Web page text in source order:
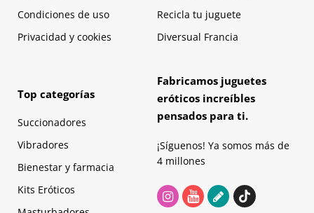
Condiciones de uso
Privacidad y cookies
Recicla tu juguete
Diversual Francia
Top categorías
Succionadores
Vibradores
Bienestar y farmacia
Kits Eróticos
Fabricamos juguetes
eróticos increíbles
pensados para ti.
¡Síguenos! Ya somos más de
4 millones